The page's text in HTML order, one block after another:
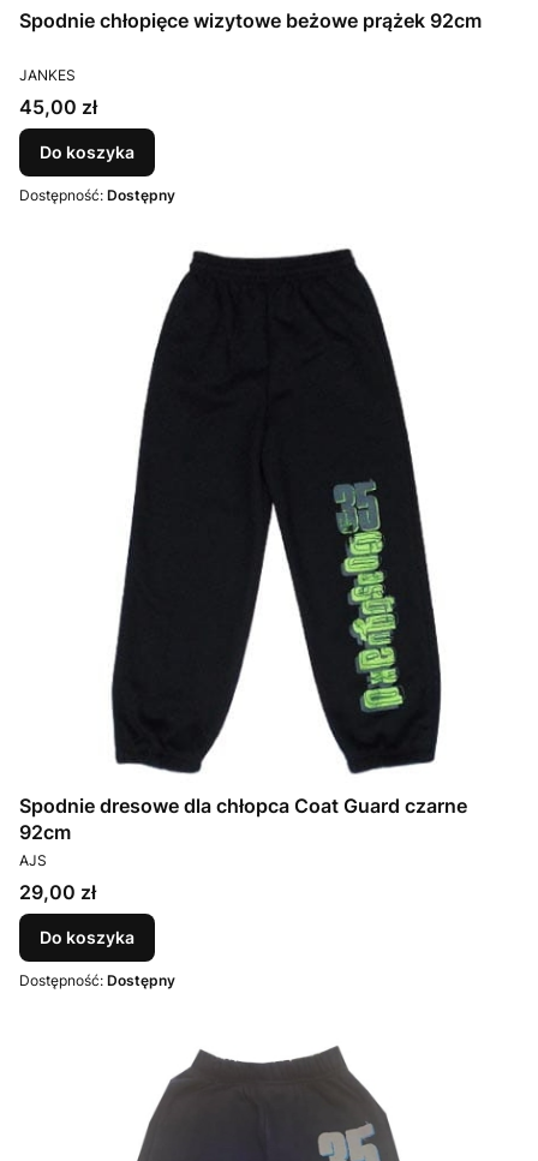
Spodnie chłopięce wizytowe beżowe prążek 92cm
PRODUCENT
JANKES
Cena
45,00 zł
Do koszyka
Dostępność: Dostępny
Spodnie dresowe dla chłopca Coat Guard czarne
92cm
PRODUCENT
AJS
Cena
29,00 zł
Do koszyka
Dostępność: Dostępny